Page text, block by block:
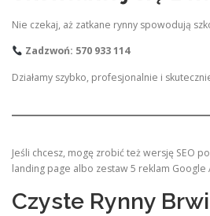
Nie czekaj, aż zatkane rynny spowodują
Zadzwoń: 570 933 114
Działamy szybko, profesjonalnie i
Jeśli chcesz, mogę zrobić też wersję SEO
landing page albo zestaw 5 reklam Google
Czyste Rynny